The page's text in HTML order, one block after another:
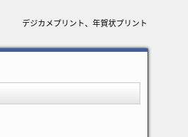
デジカメプリント、年賀状プリント